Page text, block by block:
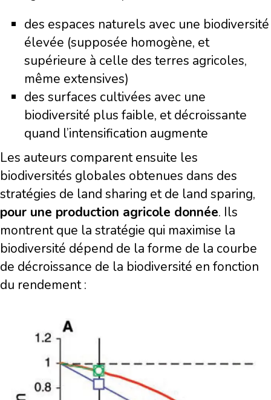
des espaces naturels avec une biodiversité
élevée (supposée homogène, et
supérieure à celle des terres agricoles,
même extensives)
des surfaces cultivées avec une
biodiversité plus faible, et décroissante
quand l’intensification augmente
Les auteurs comparent ensuite les
biodiversités globales obtenues dans des
stratégies de land sharing et de land sparing,
pour une production agricole donnée. Ils
montrent que la stratégie qui maximise la
biodiversité dépend de la forme de la courbe
de décroissance de la biodiversité en fonction
du rendement :